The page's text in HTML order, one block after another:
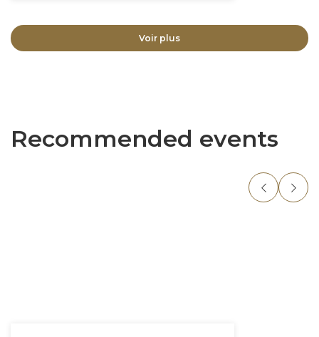
Voir plus
Recommended events